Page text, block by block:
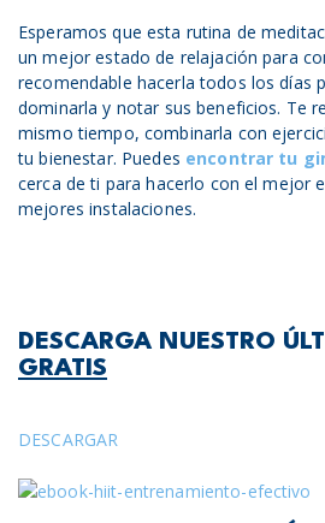
Esperamos que esta rutina de
un mejor estado de relajación para
recomendable hacerla todos los días
dominarla y notar sus beneficios. Te
mismo tiempo, combinarla con
tu bienestar. Puedes encontrar tu
cerca de ti para hacerlo con el mejor
mejores instalaciones.
DESCARGA NUESTRO
GRATIS
DESCARGAR